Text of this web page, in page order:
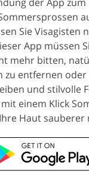
Sie Visagisten
App müssen
mehr bitten,
zu entfernen oder
und stilvolle
einem Klick
Haut sauberer